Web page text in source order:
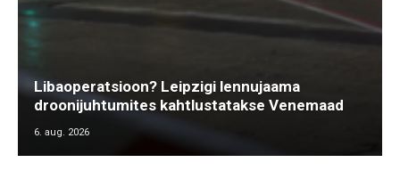
Libaoperatsioon? Leipzigi lennujaama
droonijuhtumites kahtlustatakse Venemaad
6. aug. 2026